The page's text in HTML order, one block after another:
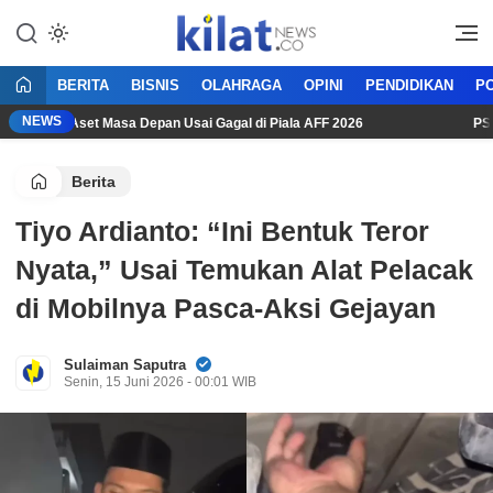
KilatNews.co
Mencerdaskan Anak Bangsa
BERITA BISNIS OLAHRAGA OPINI PENDIDIKAN
NEWSAset Masa Depan Usai Gagal di Piala AFF 2026 PSSI
Berita
Tiyo Ardianto: “Ini Bentuk Teror
Nyata,” Usai Temukan Alat Pelacak
di Mobilnya Pasca-Aksi Gejayan
Sulaiman Saputra
Senin, 15 Juni 2026 - 00:01 WIB